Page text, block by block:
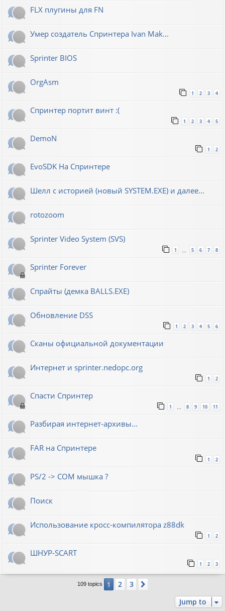
FLX плугины для FN
Умер создатель Спринтера Ivan Mak...
Sprinter BIOS
OrgAsm
1 2 3 4
Спринтер портит винт :(
1 2 3 4 5
DemoN
1 2
EvoSDK На Спринтере
Шелл с историей (новый SYSTEM.EXE) и далее...
rotozoom
Sprinter Video System (SVS)
1 … 5 6 7 8
Sprinter Forever
Спрайты (демка BALLS.EXE)
Обновление DSS
1 2 3 4 5 6
Сканы официальной документации
Интернет и sprinter.nedopc.org
1 2
Спасти Спринтер
1 … 8 9 10 11
Разбирая интернет-архивы...
FAR на Спринтере
1 2
PS/2 -> COM мышка ?
Поиск
Использование кросс-компилятора z88dk
1 2
ШНУР-SCART
1 2 3
109 topics 1 2 3
Jump to